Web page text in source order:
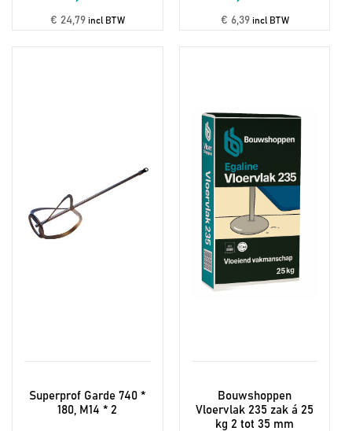
€ 24,79incl BTW € 6,39incl BTW
Superprof Garde 740 *
180, M14 * 2
meerdere
variaties.
Deze
optie
kan
gekozen
worden
op
de
productpagina
Bouwshoppen
Vloervlak 235 zak á 25
kg 2 tot 35 mm